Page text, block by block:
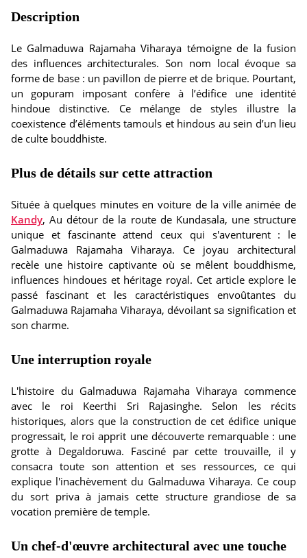
Description
Le Galmaduwa Rajamaha Viharaya témoigne de la fusion
des influences architecturales. Son nom local évoque sa
forme de base : un pavillon de pierre et de brique. Pourtant,
un gopuram imposant confère à l’édifice une identité
hindoue distinctive. Ce mélange de styles illustre la
coexistence d’éléments tamouls et hindous au sein d’un lieu
de culte bouddhiste.
Plus de détails sur cette attraction
Située à quelques minutes en voiture de la ville animée de
Kandy, Au détour de la route de Kundasala, une structure
unique et fascinante attend ceux qui s'aventurent : le
Galmaduwa Rajamaha Viharaya. Ce joyau architectural
recèle une histoire captivante où se mêlent bouddhisme,
influences hindoues et héritage royal. Cet article explore le
passé fascinant et les caractéristiques envoûtantes du
Galmaduwa Rajamaha Viharaya, dévoilant sa signification et
son charme.
Une interruption royale
L'histoire du Galmaduwa Rajamaha Viharaya commence
avec le roi Keerthi Sri Rajasinghe. Selon les récits
historiques, alors que la construction de cet édifice unique
progressait, le roi apprit une découverte remarquable : une
grotte à Degaldoruwa. Fasciné par cette trouvaille, il y
consacra toute son attention et ses ressources, ce qui
explique l'inachèvement du Galmaduwa Viharaya. Ce coup
du sort priva à jamais cette structure grandiose de sa
vocation première de temple.
Un chef-d'œuvre architectural avec une touche